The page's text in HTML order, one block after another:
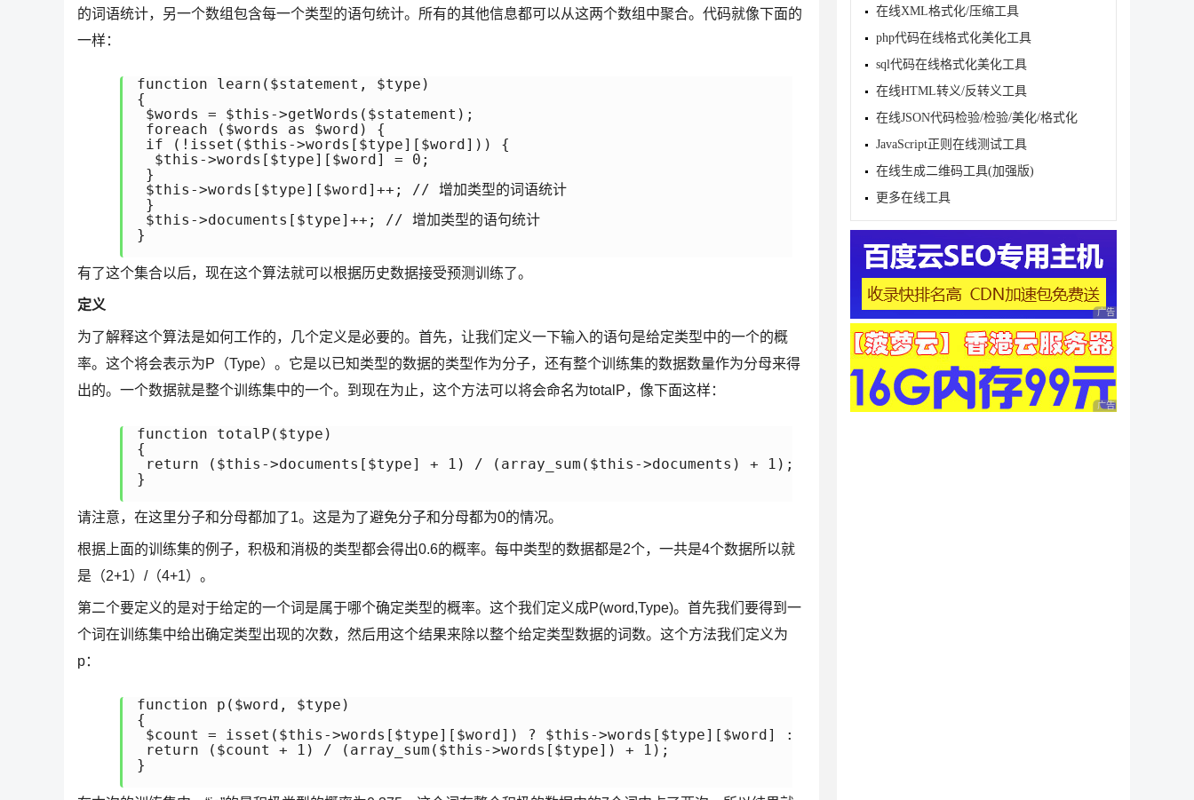
的词语统计，另一个数组包含每一个类型的语句统计。所有的其他信息都可以从这两个数组中聚合。代码就像下面的
一样：
function learn($statement, $type)
{
$words = $this->getWords($statement);
foreach ($words as $word) {
if (!isset($this->words[$type][$word])) {
  $this->words[$type][$word] = 0;
}
$this->words[$type][$word]++; // 增加类型的词语统计
}
$this->documents[$type]++; // 增加类型的语句统计
}
有了这个集合以后，现在这个算法就可以根据历史数据接受预测训练了。
定义
为了解释这个算法是如何工作的，几个定义是必要的。首先，让我们定义一下输入的语句是给定类型中的一个的概
率。这个将会表示为P（Type）。它是以已知类型的数据的类型作为分子，还有整个训练集的数据数量作为分母来得
出的。一个数据就是整个训练集中的一个。到现在为止，这个方法可以将会命名为totalP，像下面这样：
function totalP($type)
{
return ($this->documents[$type] + 1) / (array_sum($this->documents) + 1);
}
请注意，在这里分子和分母都加了1。这是为了避免分子和分母都为0的情况。
根据上面的训练集的例子，积极和消极的类型都会得出0.6的概率。每中类型的数据都是2个，一共是4个数据所以就
是（2+1）/（4+1）。
第二个要定义的是对于给定的一个词是属于哪个确定类型的概率。这个我们定义成P(word,Type)。首先我们要得到一
个词在训练集中给出确定类型出现的次数，然后用这个结果来除以整个给定类型数据的词数。这个方法我们定义为
p：
function p($word, $type)
{
$count = isset($this->words[$type][$word]) ? $this->words[$type][$word] : 0;
return ($count + 1) / (array_sum($this->words[$type]) + 1);
}
在线XML格式化/压缩工具
php代码在线格式化美化工具
sql代码在线格式化美化工具
在线HTML转义/反转义工具
在线JSON代码检验/检验/美化/格式化
JavaScript正则在线测试工具
在线生成二维码工具(加强版)
更多在线工具
广告 商业广告，理性
广告 商业广告，理性